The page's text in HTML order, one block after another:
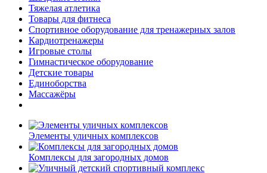
Тяжелая атлетика
Товары для фитнеса
Спортивное оборудование для тренажерных залов
Кардиотренажеры
Игровые столы
Гимнастическое оборудование
Детские товары
Единоборства
Массажёры
Элементы уличных комплексов
Комплексы для загородных домов